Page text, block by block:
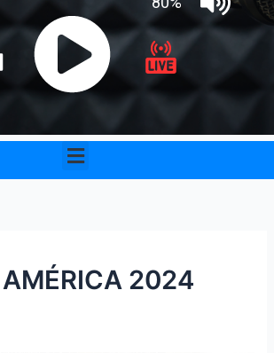
Menu
2024